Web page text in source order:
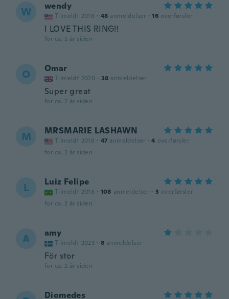
W wendy
Tilmeldt 2016 · 48 anmeldelser · 16 overførsler
I LOVE THIS RING!!
for ca. 2 år siden
O Omar
Tilmeldt 2020 · 38 anmeldelser
Super great
for ca. 2 år siden
M MRSMARIE LASHAWN
Tilmeldt 2018 · 47 anmeldelser · 4 overførsler
for ca. 2 år siden
L Luiz Felipe
Tilmeldt 2018 · 108 anmeldelser · 3 overførsler
for ca. 2 år siden
A amy
Tilmeldt 2023 · 8 anmeldelser
För stor
for ca. 2 år siden
Diomedes